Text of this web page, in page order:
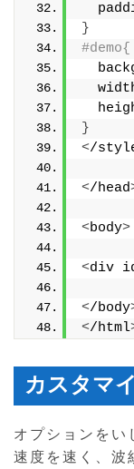
}
#demo{
}
</
</head
<body>
<div
</body
</html
カスタマ
オプションをい
速度を速く、波